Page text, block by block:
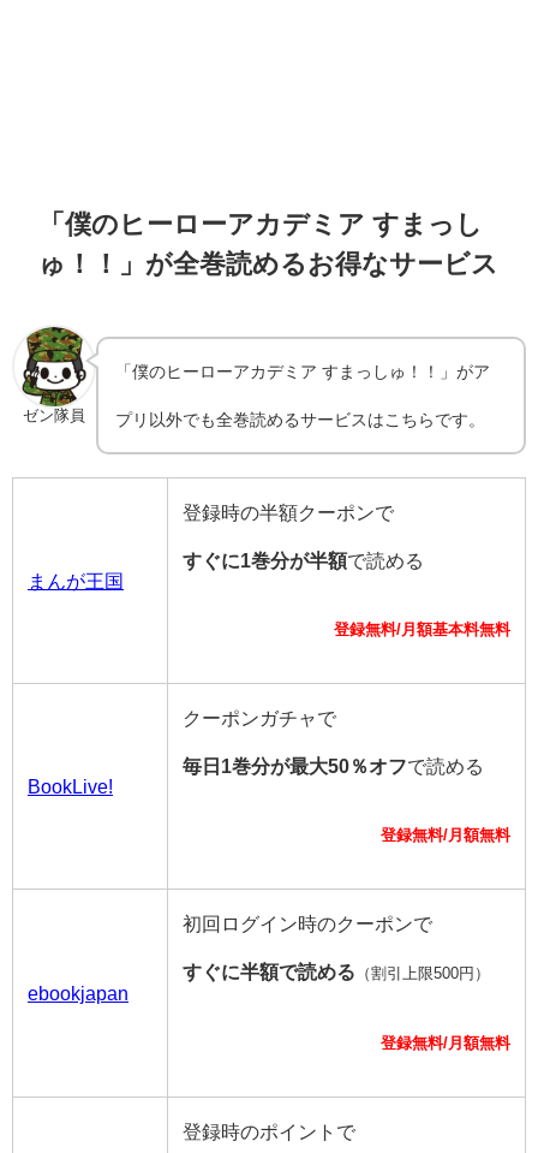
「僕のヒーローアカデミア すまっし
ゅ！！」が全巻読めるお得なサービス
ゼン隊員
「僕のヒーローアカデミア すまっしゅ！！」がア
プリ以外でも全巻読めるサービスはこちらです。
まんが王国
登録時の半額クーポンで
すぐに1巻分が半額で読める
登録無料/月額基本料無料
BookLive!
クーポンガチャで
毎日1巻分が最大50％オフで読める
登録無料/月額無料
ebookjapan
初回ログイン時のクーポンで
すぐに半額で読める （割引上限500円）
登録無料/月額無料
登録時のポイントで